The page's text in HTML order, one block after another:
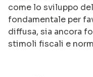
come lo sviluppo
fondamentale per
diffusa, sia ancora
stimoli fiscali e